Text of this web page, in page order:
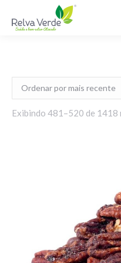
Exibindo 481–520 de 1418